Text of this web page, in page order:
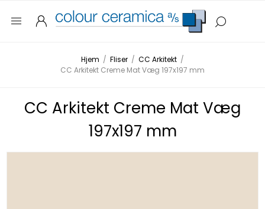
Hjem / Fliser / CC Arkitekt /
CC Arkitekt Creme Mat Væg 197x197 mm
CC Arkitekt Creme Mat Væg
197x197 mm